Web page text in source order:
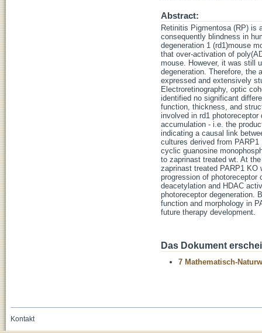
Abstract:
Retinitis Pigmentosa (RP) is
consequently blindness in
degeneration 1 (rd1)mouse
that over-activation of
mouse. However, it was still
degeneration. Therefore, the
expressed and extensively
Electroretinography, optic
identified no significant
function, thickness, and
involved in rd1 photoreceptor
accumulation - i.e. the
indicating a causal link
cultures derived from
cyclic guanosine
to zaprinast treated wt. At
zaprinast treated PARP1 KO
progression of
deacetylation and HDAC
photoreceptor degeneration.
function and morphology in
future therapy development.
Das Dokument
7 Mathematisch-
Kontakt